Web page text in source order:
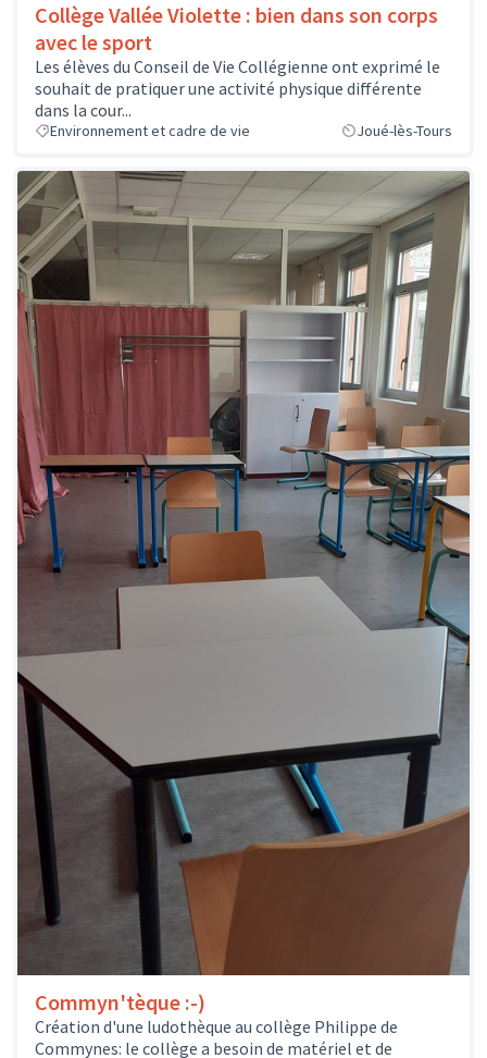
Collège Vallée Violette : bien dans son corps
avec le sport
Les élèves du Conseil de Vie Collégienne ont exprimé le
souhait de pratiquer une activité physique différente
dans la cour...
Environnement et cadre de vie Joué-lès-Tours
Commyn'tèque :-)
Création d'une ludothèque au collège Philippe de
Commynes: le collège a besoin de matériel et de